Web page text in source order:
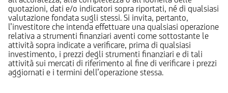
quotazioni, dati e/o indicatori sopra riportati, né di qualsiasi
valutazione fondata sugli stessi. Si invita, pertanto,
l’investitore che intenda effettuare una qualsiasi operazione
relativa a strumenti finanziari aventi come sottostante le
attività sopra indicate a verificare, prima di qualsiasi
investimento, i prezzi degli strumenti finanziari e di tali
attività sui mercati di riferimento al fine di verificare i prezzi
aggiornati e i termini dell’operazione stessa.